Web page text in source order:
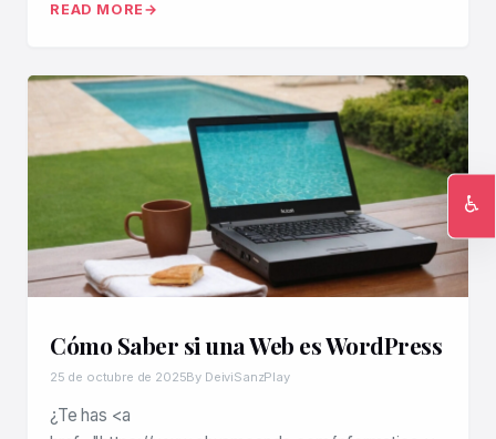
READ MORE
Cómo Saber si una Web es WordPress
25 de octubre de 2025By DeiviSanzPlay
¿Te has <a
♿